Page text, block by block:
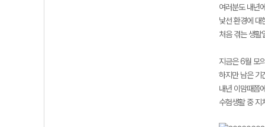
여러분도 내년
낯선 환경에 대
처음 겪는 생활
지금은 6월 모
하지만 남은 기
내년 이맘때쯤
수험생활 중 지